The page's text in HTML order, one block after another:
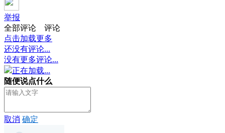
举报
全部评论
评论
点击加载更多
还没有评论...
没有更多评论...
正在加载...
随便说点什么
取消 确定